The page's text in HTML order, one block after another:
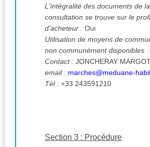
L'intégralité des documents de la
consultation se trouve sur le
d'acheteur : Oui
Utilisation de moyens de
non communément disponibles :
Contact : JONCHERAY
email : marches@meduane-
Tél : +33 243591210
Section 3 : Procédure